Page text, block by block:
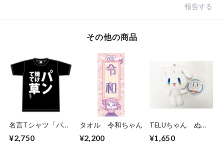
報告する
その他の商品
名言Tシャツ「パン
¥2,750
タオル 令和ちゃん
¥2,200
TELUちゃん ぬい
¥1,650